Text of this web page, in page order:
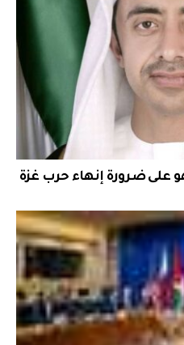
على ضرورة إنهاء حرب غزة